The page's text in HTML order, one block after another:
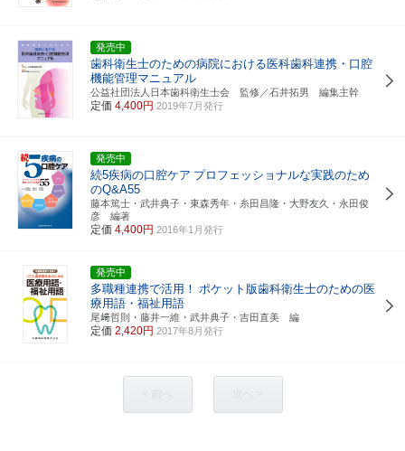
発売中
歯科衛生士のための病院における医科歯科連携・口腔
機能管理マニュアル
公益社団法人日本歯科衛生士会 監修／石井拓男 編集主幹
定価 4,400円 2019年7月発行
発売中
続5疾病の口腔ケア プロフェッショナルな実践のため
のQ&A55
藤本篤士・武井典子・東森秀年・糸田昌隆・大野友久・永田俊
彦 編著
定価 4,400円 2016年1月発行
発売中
多職種連携で活用！ ポケット版歯科衛生士のための医
療用語・福祉用語
尾﨑哲則・藤井一維・武井典子・吉田直美 編
定価 2,420円 2017年8月発行